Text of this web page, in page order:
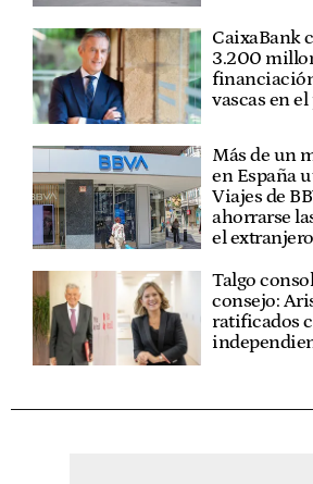
CaixaBank
3.200
vascas en
Más de un
en España
Viajes de
ahorrarse
el extranjero
Talgo
consejo:
ratificados